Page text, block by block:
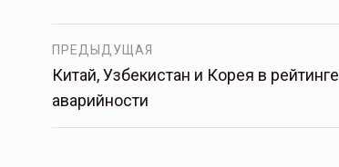
ПРЕДЫДУЩАЯ
Китай, Узбекистан и Корея в рейтинге
аварийности